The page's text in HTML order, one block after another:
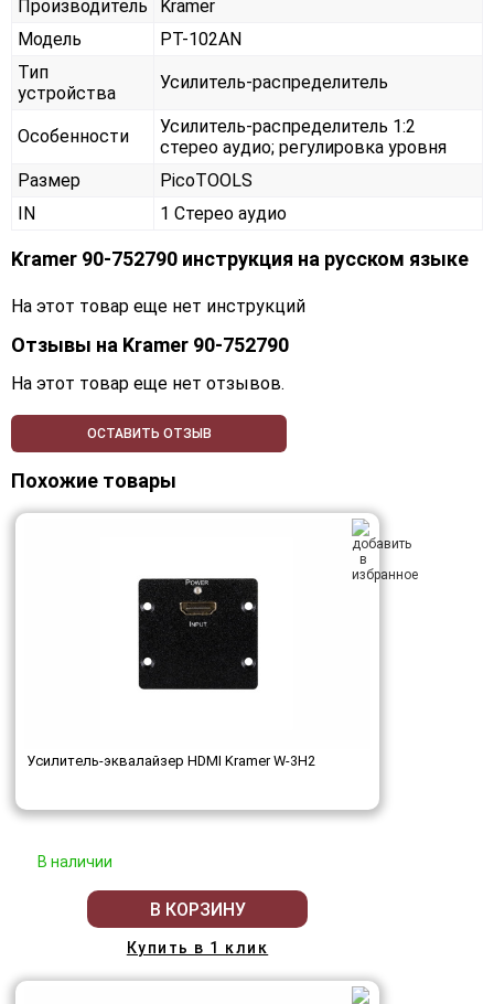
Производитель
Kramer
Модель
PT-102AN
Тип
устройства
Усилитель-распределитель
Особенности
Усилитель-распределитель 1:2
стерео аудио; регулировка уровня
Размер
PicoTOOLS
IN
1 Стерео аудио
Kramer 90-752790 инструкция на русском языке
На этот товар еще нет инструкций
Отзывы на Kramer 90-752790
На этот товар еще нет отзывов.
ОСТАВИТЬ ОТЗЫВ
Похожие товары
Усилитель-эквалайзер HDMI Kramer W-3H2
В наличии
В КОРЗИНУ
Купить в 1 клик